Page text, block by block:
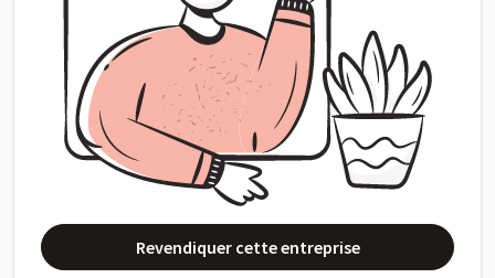
Revendiquer cette entreprise